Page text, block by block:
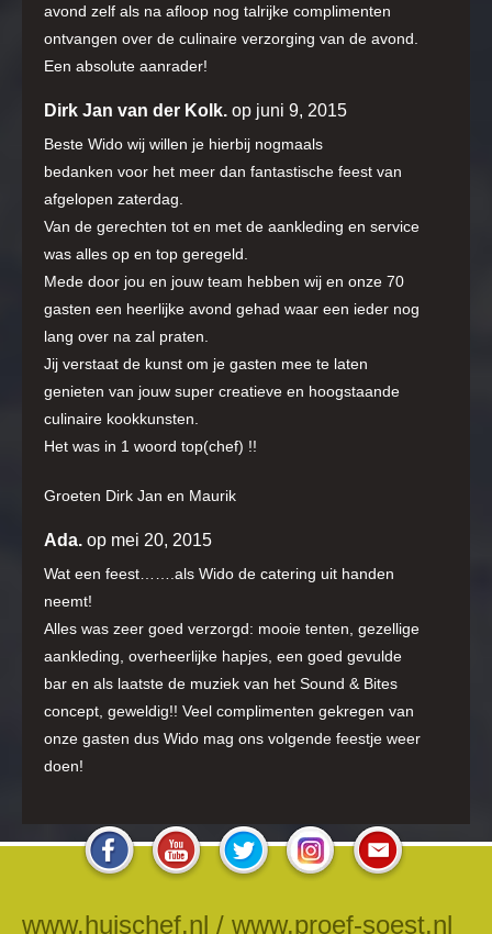
avond zelf als na afloop nog talrijke complimenten
ontvangen over de culinaire verzorging van de avond.
Een absolute aanrader!
Dirk Jan van der Kolk. op juni 9, 2015
Beste Wido wij willen je hierbij nogmaals
bedanken voor het meer dan fantastische feest van
afgelopen zaterdag.
Van de gerechten tot en met de aankleding en service
was alles op en top geregeld.
Mede door jou en jouw team hebben wij en onze 70
gasten een heerlijke avond gehad waar een ieder nog
lang over na zal praten.
Jij verstaat de kunst om je gasten mee te laten
genieten van jouw super creatieve en hoogstaande
culinaire kookkunsten.
Het was in 1 woord top(chef) !!
Groeten Dirk Jan en Maurik
Ada. op mei 20, 2015
Wat een feest…….als Wido de catering uit handen
neemt!
Alles was zeer goed verzorgd: mooie tenten, gezellige
aankleding, overheerlijke hapjes, een goed gevulde
bar en als laatste de muziek van het Sound & Bites
concept, geweldig!! Veel complimenten gekregen van
onze gasten dus Wido mag ons volgende feestje weer
doen!
www.huischef.nl / www.proef-soest.nl